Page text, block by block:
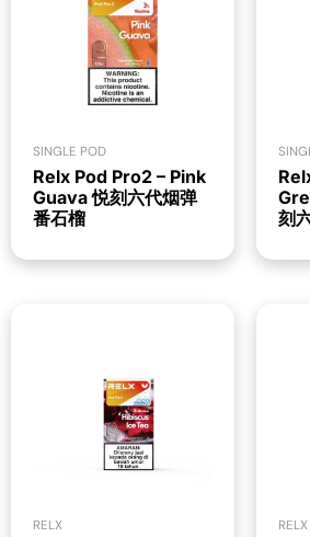
SINGLE POD
Relx Pod Pro2 – Pink
Guava 悦刻六代烟弹
番石榴
刻
RELX RELX